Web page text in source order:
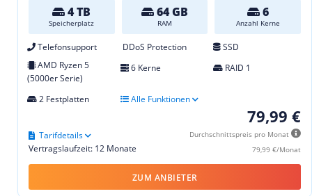
4 TB
Speicherplatz
64 GB
RAM
6
Anzahl Kerne
Telefonsupport DDoS Protection
SSD
AMD Ryzen 5
(5000er Serie)
6 Kerne RAID 1
2 Festplatten Alle Funktionen
79,99 €
Durchschnittspreis pro Monat
79,99 €/Monat
Vertragslaufzeit: 12 Monate
Tarifdetails
ZUM ANBIETER